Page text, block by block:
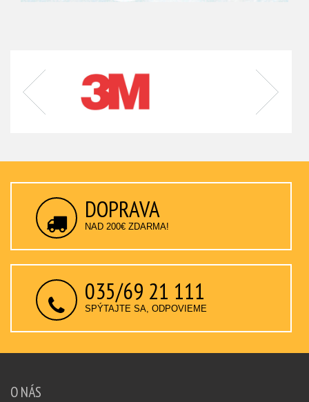
DOPRAVA
NAD 200€ ZDARMA!
035/69 21 111
SPÝTAJTE SA, ODPOVIEME
O NÁS